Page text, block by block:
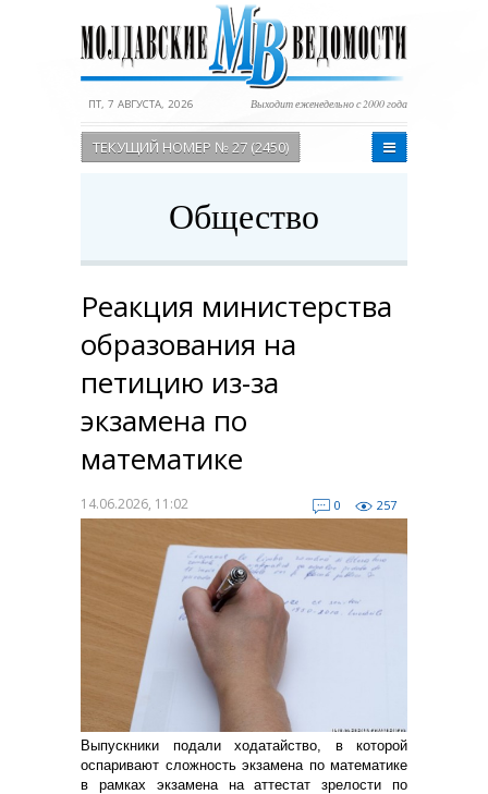
ПТ, 7 АВГУСТА, 2026 Выходит еженедельно с 2000 года
ТЕКУЩИЙ НОМЕР № 27 (2450)
Общество
Реакция министерства
образования на
петицию из-за
экзамена по
математике
14.06.2026, 11:02 0 257
Выпускники подали ходатайство, в которой
оспаривают сложность экзамена по математике
в рамках экзамена на аттестат зрелости по